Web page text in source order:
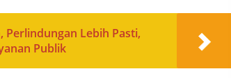
Perlindungan Lebih Pasti,
Publik